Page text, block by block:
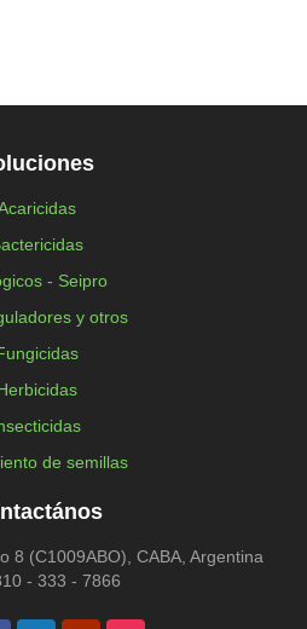
- Seipro
y otros
de semillas
8 (C1009ABO), CABA, Argentina
- 333 - 7866
LinkedinYoutubeInstagram